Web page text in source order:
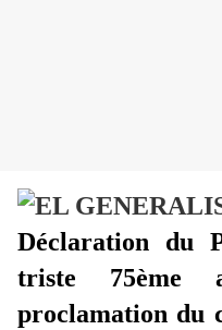
Déclaration du
triste 75ème
proclamation du